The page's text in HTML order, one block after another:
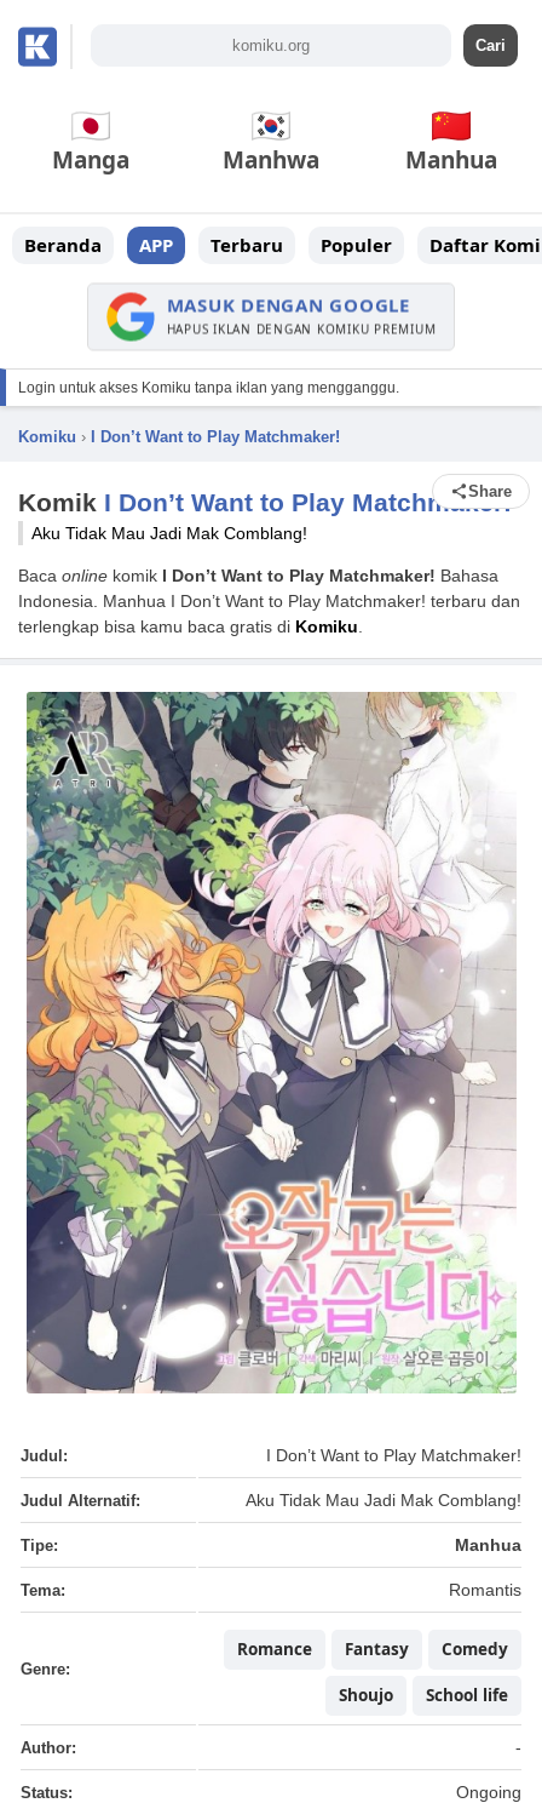
Manga Manhwa Manhua
Beranda APP Terbaru Populer Daftar
MASUK DENGAN GOOGLE
HAPUS IKLAN DENGAN KOMIKU PREMIUM
Login untuk akses Komiku tanpa iklan yang mengganggu.
Komiku › I Don’t Want to Play Matchmaker!
Komik I Don’t Want to Play Matchmaker!
Share
Aku Tidak Mau Jadi Mak Comblang!
Baca online komik I Don’t Want to Play Matchmaker! Bahasa
Indonesia. Manhua I Don’t Want to Play Matchmaker! terbaru dan
terlengkap bisa kamu baca gratis di Komiku
Judul: I Don’t Want to Play Matchmaker!
Judul Alternatif: Aku Tidak Mau Jadi Mak Comblang!
Tipe: Manhua
Tema: Romantis
Genre:
Comedy
Fantasy
Romance
School life
Shoujo
Author: -
Status: Ongoing